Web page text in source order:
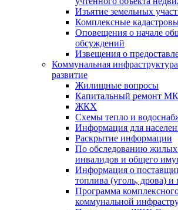
Изъятие земельных
Комплексные
Оповещения о начале
обсуждений
Извещения о
Коммунальная инфраструктура
развитие
Жилищные вопросы
Капитальный ремонт
ЖКХ
Схемы тепло и
Информация для
Раскрытие информации
По обследованию
инвалидов и общего
Информация о
топлива (уголь, дрова) и
Программа
коммунальной